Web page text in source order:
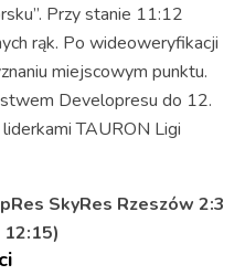
Przy stanie 11:12
rąk. Po wideoweryfikacji
miejscowym punktu.
Developresu do 12.
TAURON Ligi
SkyRes Rzeszów 2:3